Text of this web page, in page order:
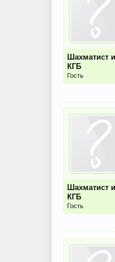
Шахматист
КГБ
Гость
Шахматист
КГБ
Гость